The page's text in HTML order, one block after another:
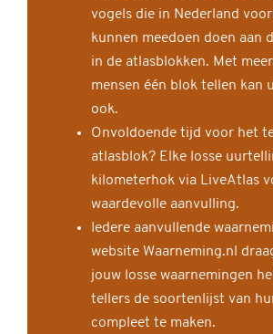
vogels die in Nederland
kunnen meedoen doen aan
in de atlasblokken. Met
mensen één blok tellen kan
ook.
Onvoldoende tijd voor het
atlasblok? Elke losse
kilometerhok via LiveAtlas
waardevolle aanvulling.
Iedere aanvullende
website Waarneming.nl
jouw losse waarnemingen
tellers de soortenlijst van
compleet te maken.